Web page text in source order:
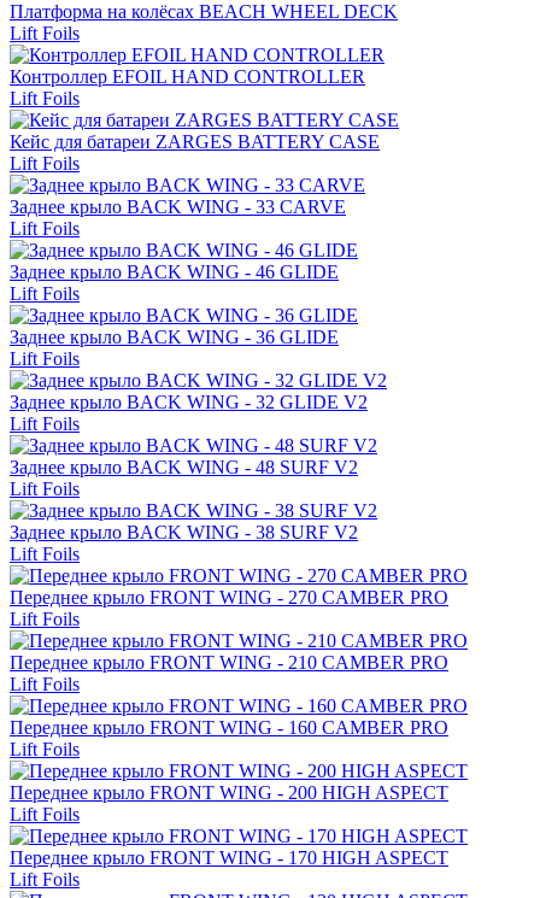
Платформа на колёсах BEACH WHEEL DECK
Lift Foils
Контроллер EFOIL HAND CONTROLLER
Lift Foils
Кейс для батареи ZARGES BATTERY CASE
Lift Foils
Заднее крыло BACK WING - 33 CARVE
Lift Foils
Заднее крыло BACK WING - 46 GLIDE
Lift Foils
Заднее крыло BACK WING - 36 GLIDE
Lift Foils
Заднее крыло BACK WING - 32 GLIDE V2
Lift Foils
Заднее крыло BACK WING - 48 SURF V2
Lift Foils
Заднее крыло BACK WING - 38 SURF V2
Lift Foils
Переднее крыло FRONT WING - 270 CAMBER PRO
Lift Foils
Переднее крыло FRONT WING - 210 CAMBER PRO
Lift Foils
Переднее крыло FRONT WING - 160 CAMBER PRO
Lift Foils
Переднее крыло FRONT WING - 200 HIGH ASPECT
Lift Foils
Переднее крыло FRONT WING - 170 HIGH ASPECT
Lift Foils